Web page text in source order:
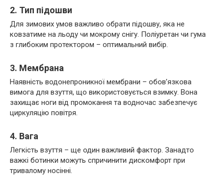
2. Тип підошви
Для зимових умов важливо обрати підошву, яка не
ковзатиме на льоду чи мокрому снігу. Поліуретан чи гума
з глибоким протектором – оптимальний вибір.
3. Мембрана
Наявність водонепроникної мембрани – обов’язкова
вимога для взуття, що використовується взимку. Вона
захищає ноги від промокання та водночас забезпечує
циркуляцію повітря.
4. Вага
Легкість взуття – ще один важливий фактор. Занадто
важкі ботинки можуть спричинити дискомфорт при
тривалому носінні.